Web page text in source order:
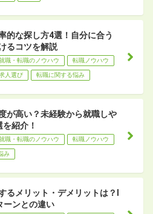
的な探し方4選！自分に合う
るコツを解説
職・転職のノウハウ 転職ノウハウ
人選び 転職に関する悩み
が高い？未経験から就職しや
紹介！
職・転職のノウハウ 転職ノウハウ
み
るメリット・デメリットは？I
ーンとの違い